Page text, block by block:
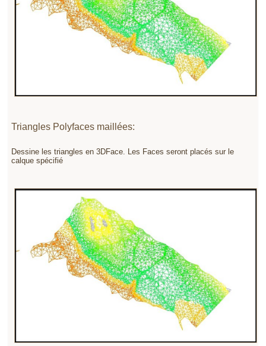
Triangles Polyfaces maillées:
Dessine les triangles en 3DFace. Les Faces seront placés sur le
calque spécifié